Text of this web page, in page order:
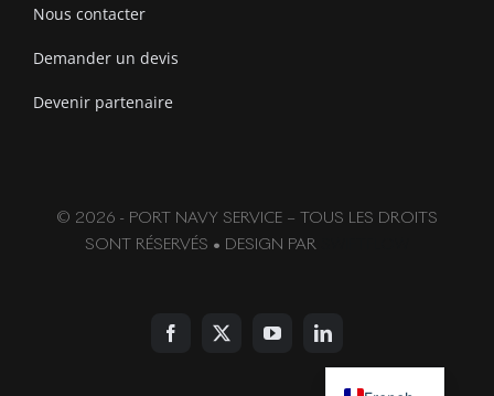
Nous contacter
Demander un devis
Devenir partenaire
© 2026 - PORT NAVY SERVICE – TOUS LES DROITS
SONT RÉSERVÉS • DESIGN PAR